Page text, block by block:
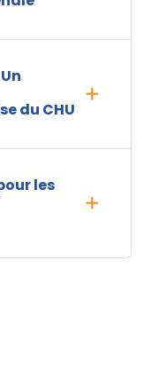
du CHU
les